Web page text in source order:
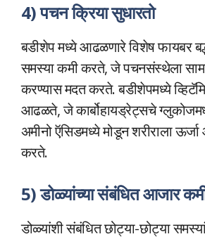
4) पचन क्रिया सुधारतो
बडीशेप मध्ये आढळणारे विशेष फायबर
समस्या कमी करते, जे पचनसंस्थेला
करण्यास मदत करते. बडीशेपमध्ये
आढळते, जे कार्बोहायड्रेट्सचे
अमीनो ऍसिडमध्ये मोडून शरीराला
करते.
5)डोळ्यांच्या संबंधित आजार
डोळ्यांशी संबंधित छोट्या-छोट्या